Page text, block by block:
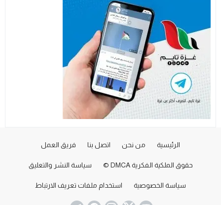
الرئيسية من نحن اتصل بنا فريق العمل
حقوق الملكية الفكرية DMCA © سياسة النشر والتعليق
سياسة الخصوصية استخدام ملفات تعريف الارتباط